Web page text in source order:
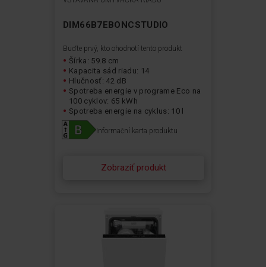
DIM66B7EBONCSTUDIO
Zobraziť produkt
Buďte prvý, kto ohodnotí tento produkt
Šírka: 59.8 cm
Kapacita sád riadu: 14
Hlučnosť: 42 dB
Spotreba energie v programe Eco na
100 cyklov: 65 kWh
Spotreba energie na cyklus: 10 l
Informační karta produktu